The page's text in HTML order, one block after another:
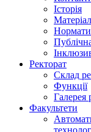
Історія
Ректорат
Склад
Функції
Галерея
Факультети